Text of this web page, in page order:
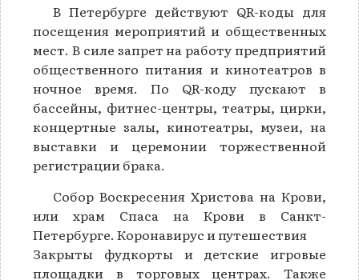
В Петербурге действуют QR-коды для
посещения мероприятий и общественных
мест. В силе запрет на работу предприятий
общественного питания и кинотеатров в
ночное время. По QR-коду пускают в
бассейны, фитнес-центры, театры, цирки,
концертные залы, кинотеатры, музеи, на
выставки и церемонии торжественной
регистрации брака.
Собор Воскресения Христова на Крови,
или храм Спаса на Крови в Санкт-
Петербурге. Коронавирус и путешествия
Закрыты фудкорты и детские игровые
площадки в торговых центрах. Также